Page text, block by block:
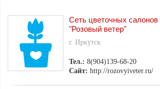
Сеть цветочных салонов
"Розовый ветер"
г. Иркутск
Тел.:8(904)139-68-20
Сайт: http://rozovyiveter.ru/